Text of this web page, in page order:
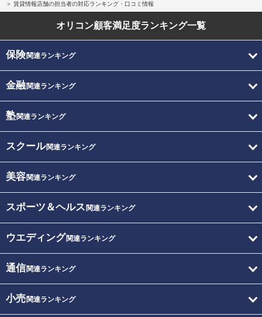
賃貸情報店舗の担当者の対応ランキング・口コミ情報
オリコン顧客満足度ランキング一覧
保険関連ランキング
金融関連ランキング
塾関連ランキング
スクール関連ランキング
美容関連ランキング
スポーツ＆ヘルス 関連ランキング
ウエディング関連ランキング
通信関連ランキング
小売関連ランキング